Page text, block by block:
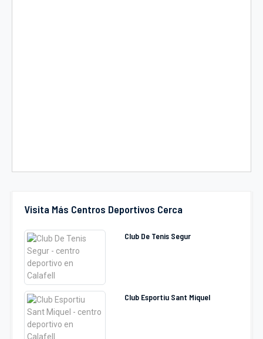
Visita Más Centros Deportivos Cerca
Club De Tenis Segur
Club Esportiu Sant Miquel